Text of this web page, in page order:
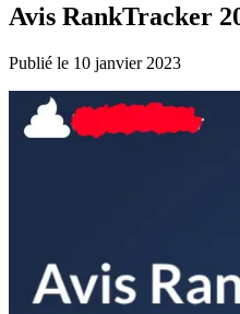
Avis RankTracker
Publié le 10 janvier 2023